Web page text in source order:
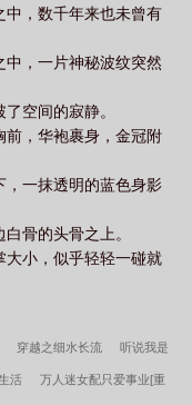
中，数千年来也未曾有
，一片神秘波纹突然
空间的寂静。
前，华袍裹身，金冠附
，一抹透明的蓝色身影
骨的头骨之上。
大小，似乎轻轻一碰就
穿越之细水长流 听说我是
活 万人迷女配只爱事业[重